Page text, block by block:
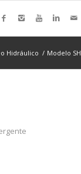
Hidráulico / Modelo SH